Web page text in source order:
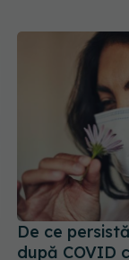
De ce
după COVID